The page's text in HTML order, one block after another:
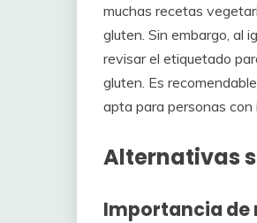
muchas recetas
gluten. Sin embargo, al
revisar el etiquetado
gluten. Es
apta para personas con
Alternativas
Importancia de